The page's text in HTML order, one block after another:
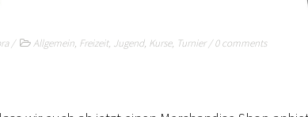
/ Allgemein, Freizeit, Jugend, Kurse, Turnier /0 comments